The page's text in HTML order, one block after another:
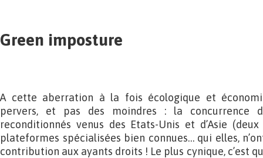
Green imposture
A cette aberration à la fois écologique et
pervers, et pas des moindres : la concurrence
reconditionnés venus des Etats-Unis et d’Asie
plateformes spécialisées bien connues… qui elles,
contribution aux ayants droits ! Le plus cynique, c’est